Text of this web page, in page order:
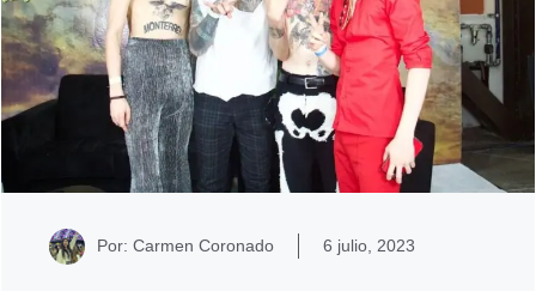
Por: Carmen Coronado 6 julio, 2023